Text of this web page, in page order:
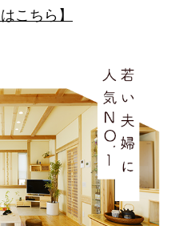
者に提供はいたしません。
関する法令、国が定める指
。また、個人情報への不正ア
損、改ざんおよび漏えい等の
置を講じ、個人情報の安全
。問題が発生した場合には、
もに、速やかに是正措置を実
こちら】